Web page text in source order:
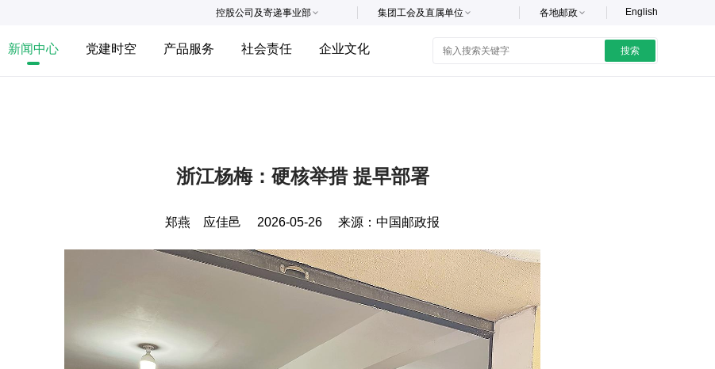
English
各地邮政
集团工会及直属单位
控股公司及寄递事业部
新闻中心 党建时空 产品服务 社会责任 企业文化 搜索
浙江杨梅：硬核举措 提早部署
郑燕 应佳邑 2026-05-26 来源： 中国邮政报